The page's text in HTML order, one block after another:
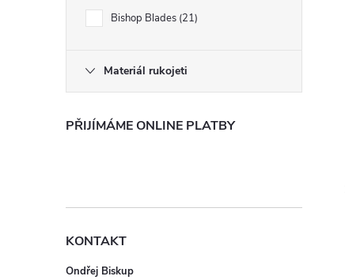
Bishop Blades 21
Materiál rukojeti
PŘIJÍMÁME ONLINE PLATBY
KONTAKT
Ondřej Biskup